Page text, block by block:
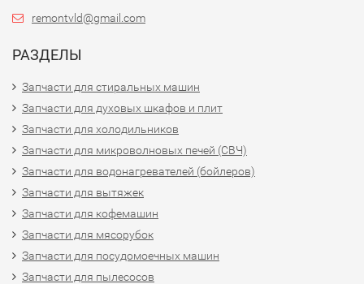
remontvld@gmail.com
РАЗДЕЛЫ
Запчасти для стиральных машин
Запчасти для духовых шкафов и плит
Запчасти для холодильников
Запчасти для микроволновых печей (СВЧ)
Запчасти для водонагревателей (бойлеров)
Запчасти для вытяжек
Запчасти для кофемашин
Запчасти для мясорубок
Запчасти для посудомоечных машин
Запчасти для пылесосов